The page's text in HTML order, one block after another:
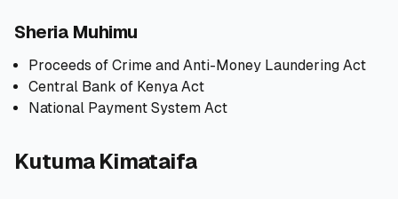
Sheria Muhimu
Proceeds of Crime and Anti-Money Laundering Act
Central Bank of Kenya Act
National Payment System Act
Kutuma Kimataifa